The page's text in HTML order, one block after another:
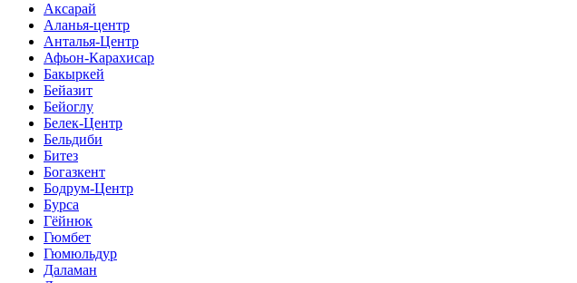
Аксарай
Аланья-центр
Анталья-Центр
Афьон-Карахисар
Бакыркей
Бейазит
Бейоглу
Белек-Центр
Бельдиби
Битез
Богазкент
Бодрум-Центр
Бурса
Гёйнюк
Гюмбет
Гюмюльдур
Даламан